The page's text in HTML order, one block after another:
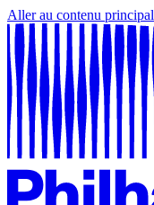
Aller au contenu principal